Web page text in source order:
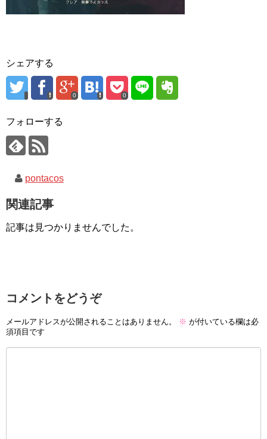
シェアする
0 0
フォローする
pontacos
関連記事
記事は見つかりませんでした。
コメントをどうぞ
メールアドレスが公開されることはありません。 ※ が付いている欄は必
須項目です